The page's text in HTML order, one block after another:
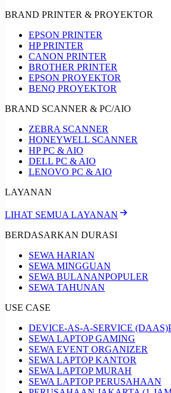
BRAND PRINTER & PROYEKTOR
EPSON PRINTER
HP PRINTER
CANON PRINTER
BROTHER PRINTER
EPSON PROYEKTOR
BENQ PROYEKTOR
BRAND SCANNER & PC/AIO
ZEBRA SCANNER
HONEYWELL SCANNER
HP PC & AIO
DELL PC & AIO
LENOVO PC & AIO
LAYANAN
LIHAT SEMUA LAYANAN
BERDASARKAN DURASI
SEWA HARIAN
SEWA MINGGUAN
SEWA BULANANPOPULER
SEWA TAHUNAN
USE CASE
DEVICE-AS-A-SERVICE (DAAS)
SEWA LAPTOP GAMING
SEWA EVENT ORGANIZER
SEWA LAPTOP KANTOR
SEWA LAPTOP MURAH
SEWA LAPTOP PERUSAHAAN